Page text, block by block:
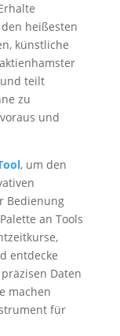
heißesten
künstliche
teilt
zu
und
, um den
Bedienung
an Tools
entdecke
Daten
machen
für